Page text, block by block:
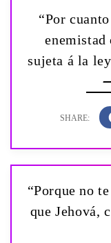
“Por
enemistad
sujeta á la
“Porque no
que Jehová,